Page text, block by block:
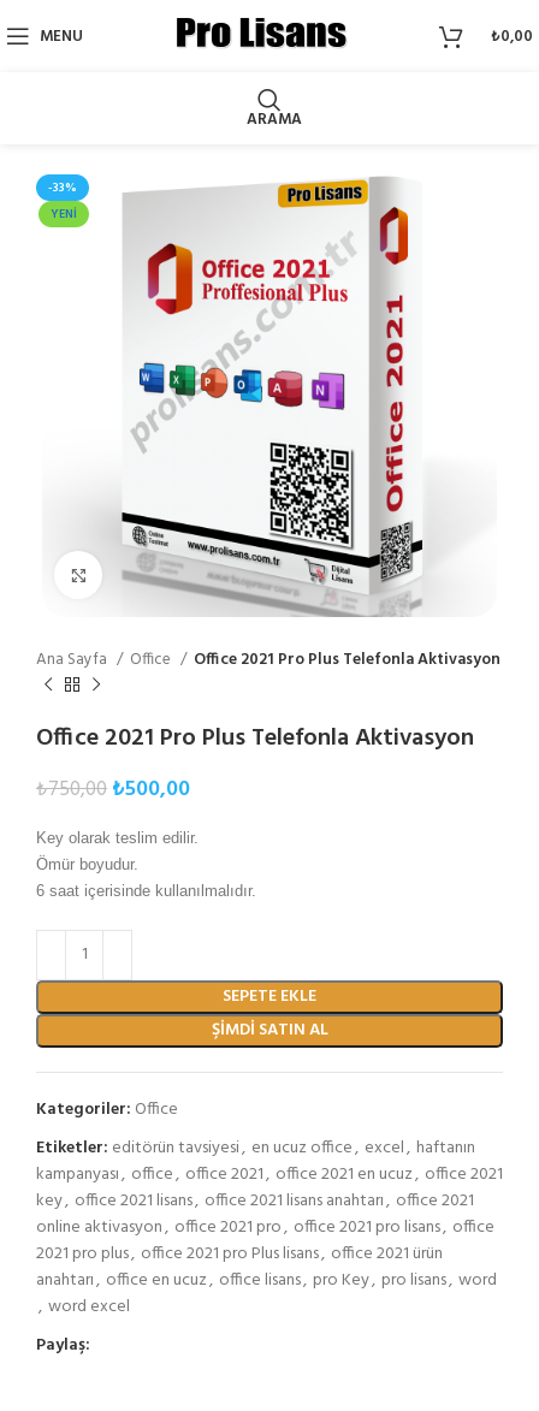
MENU ₺0,00
ARAMA
-33%
YENI
Büyütmek için tıklayın
Ana Sayfa Office Office 2021 Pro Plus Telefonla Aktivasyon
Office 2021 Pro Plus Telefonla Aktivasyon
₺750,00₺500,00
Key olarak teslim edilir.
Ömür boyudur.
6 saat içerisinde kullanılmalıdır.
SEPETE EKLE
ŞIMDI SATIN AL
Kategoriler: Office
Etiketler: editörün tavsiyesi, en ucuz office, excel, haftanın
kampanyası, office, office 2021, office 2021 en ucuz, office 2021
key, office 2021 lisans, office 2021 lisans anahtarı, office 2021
online aktivasyon, office 2021 pro, office 2021 pro lisans, office
2021 pro plus, office 2021 pro Plus lisans, office 2021 ürün
anahtarı, office en ucuz, office lisans, pro Key, pro lisans, word
, word excel
Paylaş: